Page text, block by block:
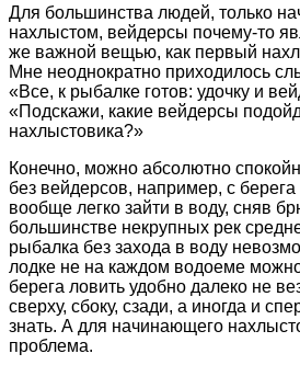
Для большинства людей, только
нахлыстом, вейдерсы почему-то
же важной вещью, как первый
Мне неоднократно приходилось
«Все, к рыбалке готов: удочку и
«Подскажи, какие вейдерсы
нахлыстовика?»
Конечно, можно абсолютно
без вейдерсов, например, с
вообще легко зайти в воду, сняв
большинстве некрупных рек
рыбалка без захода в воду
лодке не на каждом водоеме
берега ловить удобно далеко не
сверху, сбоку, сзади, а иногда и
знать. А для начинающего
проблема.